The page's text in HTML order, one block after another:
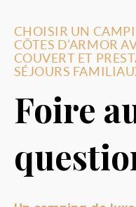
CHOISIR UN
CÔTES D’ARMOR
COUVERT ET
SÉJOURS
Foire